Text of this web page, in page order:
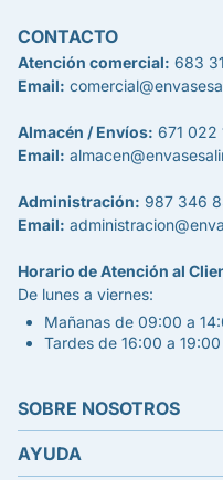
CONTACTO
Atención comercial: 683
Email:
Almacén / Envíos: 671 022
Email:
Administración: 987 346
Email:
Horario de Atención al
De lunes a viernes:
Mañanas de 09:00 a
Tardes de 16:00 a 19:00
SOBRE NOSOTROS
AYUDA